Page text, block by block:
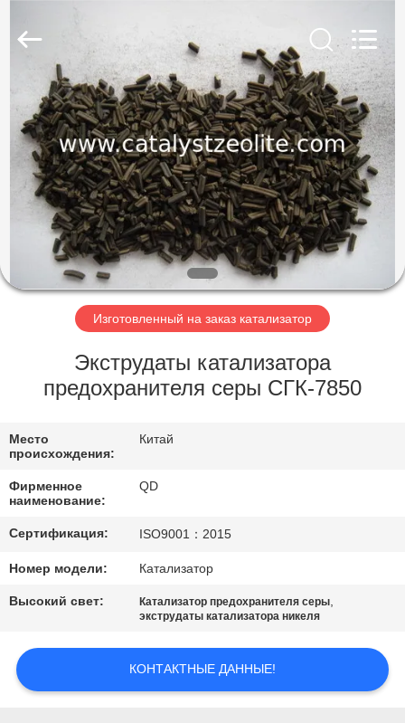
ДОМ
ПРОДУКТЫ
НАС
ПУТЕШЕСТВИЕ
ФАБРИКИ
ПРОВЕРКА
СВЯЖИТЕСЬ
МЫ
НОВОСТИ
СЛУЧАИ
КАРТА
САЙТА
Rights
Изготовленный на заказ катализатор
Экструдаты катализатора
предохранителя серы СГК-7850
Место
происхождения:
Китай
Фирменное
наименование:
QD
Сертификация: ISO9001：2015
Номер модели: Катализатор
Высокий свет: Катализатор предохранителя серы,
экструдаты катализатора никеля
КОНТАКТНЫЕ ДАННЫЕ!